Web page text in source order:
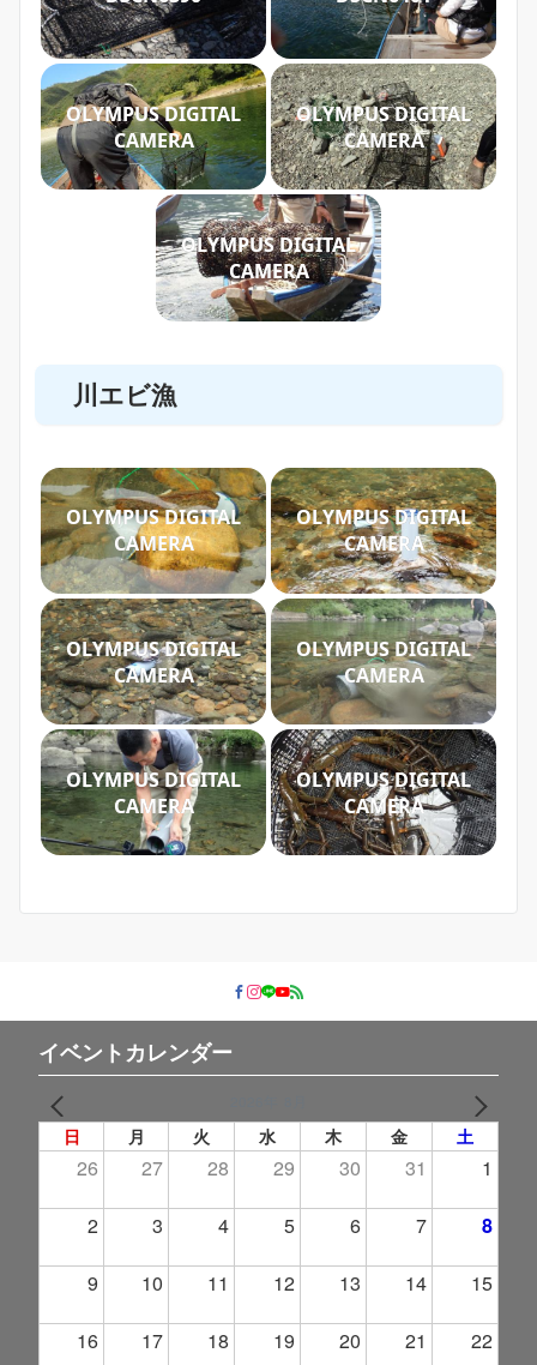
OLYMPUS DIGITAL
CAMERA
OLYMPUS DIGITAL
CAMERA
OLYMPUS DIGITAL
CAMERA
川エビ漁
OLYMPUS DIGITAL
CAMERA
OLYMPUS DIGITAL
CAMERA
OLYMPUS DIGITAL
CAMERA
OLYMPUS DIGITAL
CAMERA
OLYMPUS DIGITAL
CAMERA
OLYMPUS DIGITAL
CAMERA
イベントカレンダー
日 月 火 水 木 金 土
26 27 28 29 30 31 1
2 3 4 5 6 7 8
9 10 11 12 13 14 15
16 17 18 19 20 21 22